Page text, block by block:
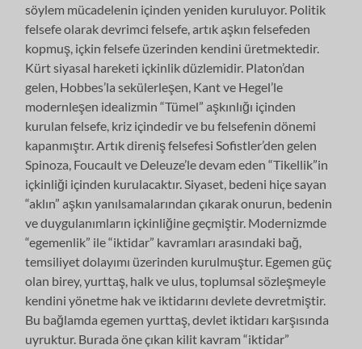
söylem mücadelenin içinden yeniden kuruluyor. Politik
felsefe olarak devrimci felsefe, artık aşkın felsefeden
kopmuş, içkin felsefe üzerinden kendini üretmektedir.
Kürt siyasal hareketi içkinlik düzlemidir. Platon’dan
gelen, Hobbes’la sekülerleşen, Kant ve Hegel’le
modernleşen idealizmin “Tümel” aşkınlığı içinden
kurulan felsefe, kriz içindedir ve bu felsefenin dönemi
kapanmıştır. Artık direniş felsefesi Sofistler’den gelen
Spinoza, Foucault ve Deleuze’le devam eden “Tikellik”in
içkinliği içinden kurulacaktır. Siyaset, bedeni hiçe sayan
“aklın” aşkın yanılsamalarından çıkarak onurun, bedenin
ve duygulanımların içkinliğine geçmiştir. Modernizmde
“egemenlik” ile “iktidar” kavramları arasındaki bağ,
temsiliyet dolayımı üzerinden kurulmuştur. Egemen güç
olan birey, yurttaş, halk ve ulus, toplumsal sözleşmeyle
kendini yönetme hak ve iktidarını devlete devretmiştir.
Bu bağlamda egemen yurttaş, devlet iktidarı karşısında
uyruktur. Burada öne çıkan kilit kavram “iktidar”